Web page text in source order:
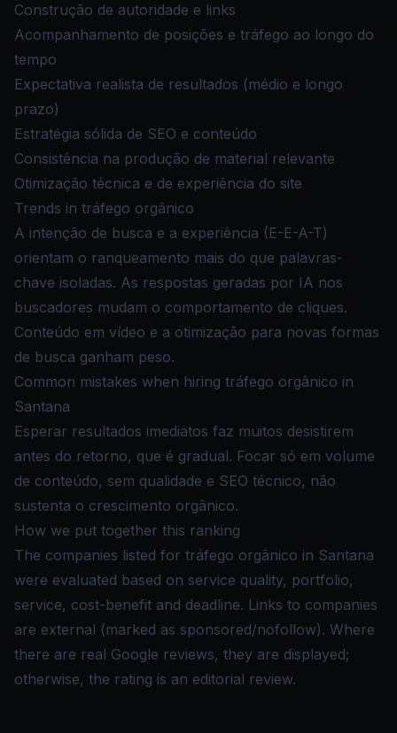
Construção de autoridade e links
Acompanhamento de posições e tráfego ao longo do
tempo
Expectativa realista de resultados (médio e longo
prazo)
Estratégia sólida de SEO e conteúdo
Consistência na produção de material relevante
Otimização técnica e de experiência do site
Trends in tráfego orgânico
A intenção de busca e a experiência (E-E-A-T)
orientam o ranqueamento mais do que palavras-
chave isoladas. As respostas geradas por IA nos
buscadores mudam o comportamento de cliques.
Conteúdo em vídeo e a otimização para novas formas
de busca ganham peso.
Common mistakes when hiring tráfego orgânico in
Santana
Esperar resultados imediatos faz muitos desistirem
antes do retorno, que é gradual. Focar só em volume
de conteúdo, sem qualidade e SEO técnico, não
sustenta o crescimento orgânico.
How we put together this ranking
The companies listed for tráfego orgânico in Santana
were evaluated based on service quality, portfolio,
service, cost-benefit and deadline. Links to companies
are external (marked as sponsored/nofollow). Where
there are real Google reviews, they are displayed;
otherwise, the rating is an editorial review.